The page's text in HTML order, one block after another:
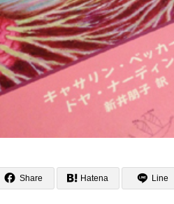
時間はある、好きなことをしよ
う！
Share Hatena Line